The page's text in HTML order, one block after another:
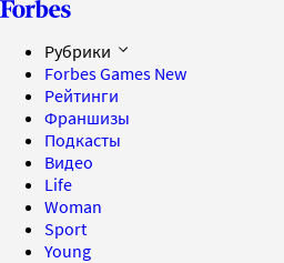
Рубрики
Forbes Games New
Рейтинги
Франшизы
Подкасты
Видео
Life
Woman
Sport
Young